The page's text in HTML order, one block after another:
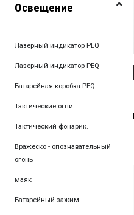
Освещение
Лазерный индикатор PEQ
Лазерный индикатор PEQ
Батарейная коробка PEQ
Тактические огни
Тактический фонарик.
Вражеско - опознавательный
огонь
маяк
Батарейный зажим